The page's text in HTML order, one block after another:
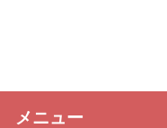
メニュー